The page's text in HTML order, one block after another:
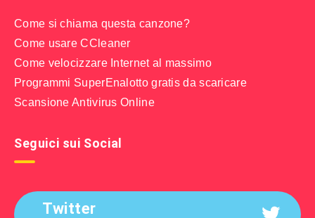
Come si chiama questa canzone?
Come usare CCleaner
Come velocizzare Internet al massimo
Programmi SuperEnalotto gratis da scaricare
Scansione Antivirus Online
Seguici sui Social
Twitter